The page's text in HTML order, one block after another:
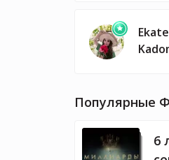
Популярные
6